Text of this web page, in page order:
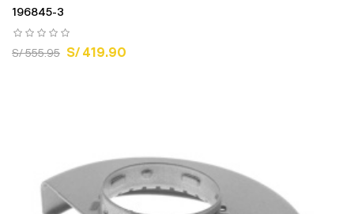
196845-3
S/ 555.95 S/ 419.90